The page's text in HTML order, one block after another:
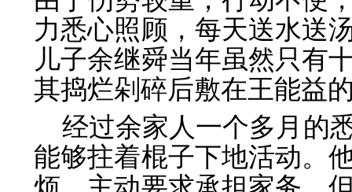
力悉心照顾，每天送水送
儿子余继舜当年虽然只有
其捣烂剁碎后敷在王能益
经过余家人一个多月的
能够拄着棍子下地活动。